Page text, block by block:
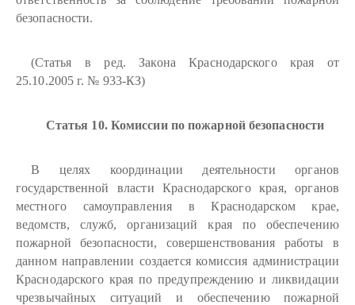
безопасности.
(Статья в ред. Закона Краснодарского края от
25.10.2005 г. № 933-КЗ)
Статья 10. Комиссии по пожарной безопасности
В целях координации деятельности органов
государственной власти Краснодарского края, органов
местного самоуправления в Краснодарском крае,
ведомств, служб, организаций края по обеспечению
пожарной безопасности, совершенствования работы в
данном направлении создается комиссия администрации
Краснодарского края по предупреждению и ликвидации
чрезвычайных ситуаций и обеспечению пожарной